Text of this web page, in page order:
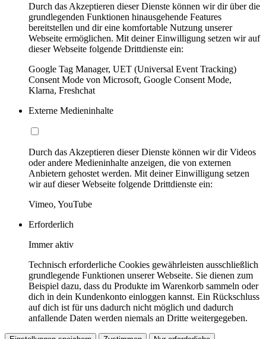
Durch das Akzeptieren dieser Dienste können wir dir über die
grundlegenden Funktionen hinausgehende Features
bereitstellen und dir eine komfortable Nutzung unserer
Webseite ermöglichen. Mit deiner Einwilligung setzen wir auf
dieser Webseite folgende Drittdienste ein:
Google Tag Manager, UET (Universal Event Tracking)
Consent Mode von Microsoft, Google Consent Mode,
Klarna, Freshchat
Externe Medieninhalte
Durch das Akzeptieren dieser Dienste können wir dir Videos
oder andere Medieninhalte anzeigen, die von externen
Anbietern gehostet werden. Mit deiner Einwilligung setzen
wir auf dieser Webseite folgende Drittdienste ein:
Vimeo, YouTube
Erforderlich
Immer aktiv
Technisch erforderliche Cookies gewährleisten ausschließlich
grundlegende Funktionen unserer Webseite. Sie dienen zum
Beispiel dazu, dass du Produkte im Warenkorb sammeln oder
dich in dein Kundenkonto einloggen kannst. Ein Rückschluss
auf dich ist für uns dadurch nicht möglich und dadurch
anfallende Daten werden niemals an Dritte weitergegeben.